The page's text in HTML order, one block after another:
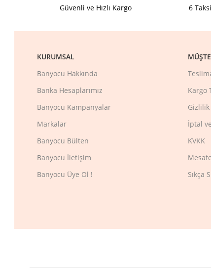
Güvenli ve Hızlı Kargo 6
KURUMSAL
Banyocu Hakkında
Banka Hesaplarımız
Banyocu Kampanyalar
Markalar
Banyocu Bülten
Banyocu İletişim
Banyocu Üye Ol !
Kargo
İptal
KVKK
Sıkça